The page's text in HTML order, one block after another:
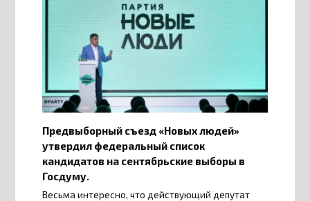
Предвыборный съезд «Новых людей»
утвердил федеральный список
кандидатов на сентябрьские выборы в
Госдуму.
Весьма интересно, что действующий депутат